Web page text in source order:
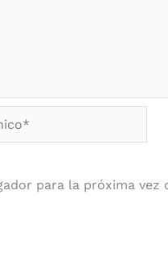
para la próxima vez